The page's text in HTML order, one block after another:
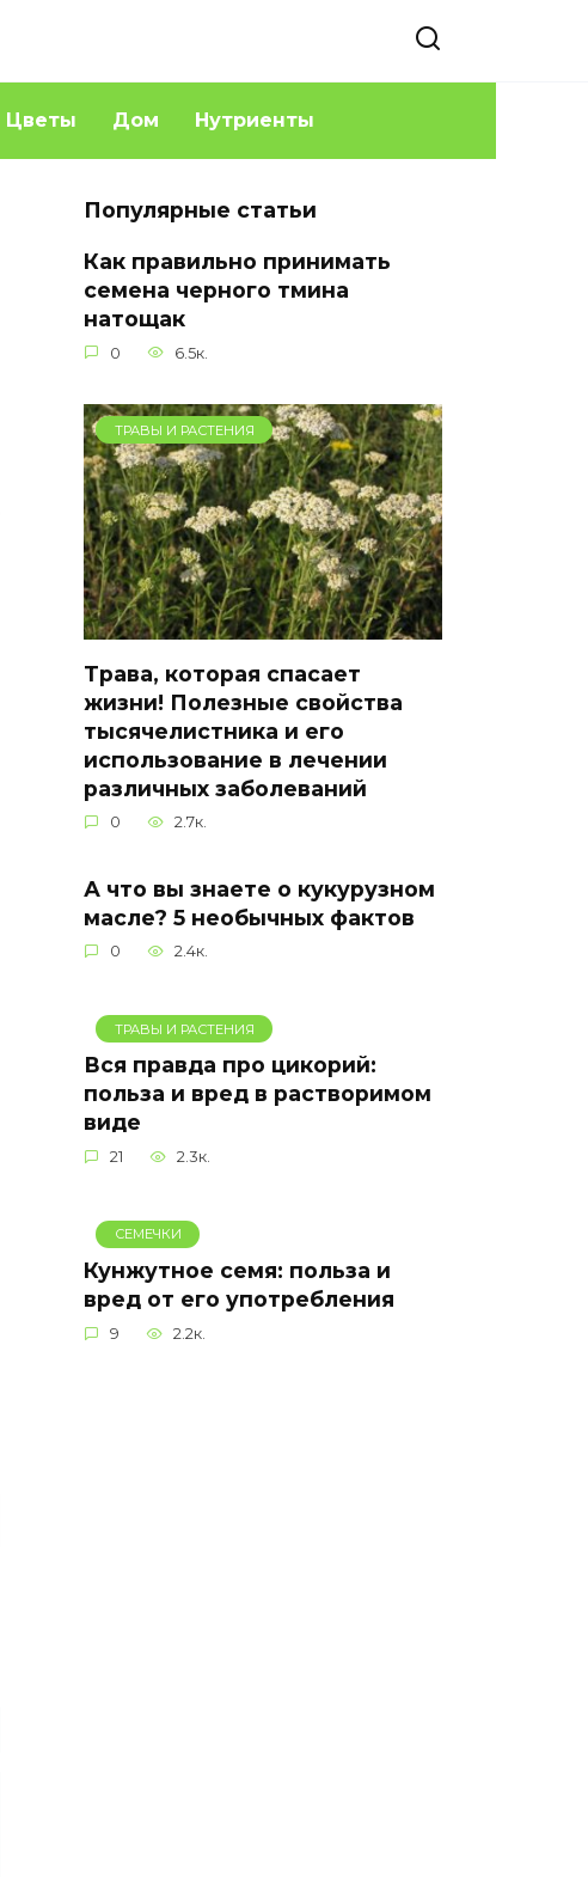
Цветы Дом Нутриенты
Популярные статьи
Как правильно принимать
семена черного тмина
натощак
0 6.5к.
ТРАВЫ И РАСТЕНИЯ
Трава, которая спасает
жизни! Полезные свойства
тысячелистника и его
использование в лечении
различных заболеваний
0 2.7к.
А что вы знаете о кукурузном
масле? 5 необычных фактов
0 2.4к.
ТРАВЫ И РАСТЕНИЯ
Вся правда про цикорий:
польза и вред в растворимом
виде
21 2.3к.
СЕМЕЧКИ
Кунжутное семя: польза и
вред от его употребления
9 2.2к.